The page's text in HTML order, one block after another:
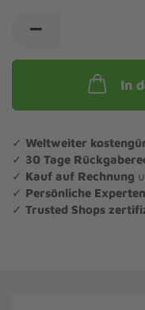
In
✓ Weltweiter
✓ 30 Tage
✓ Kauf auf Rechnung
✓ Persönliche
✓ Trusted Shops